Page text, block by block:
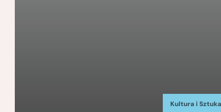
Kultura i Sztuka